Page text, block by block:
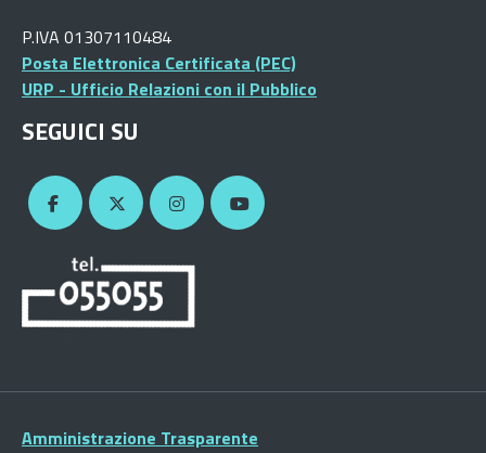
P.IVA 01307110484
Posta Elettronica Certificata (PEC)
URP - Ufficio Relazioni con il Pubblico
SEGUICI SU
Amministrazione Trasparente